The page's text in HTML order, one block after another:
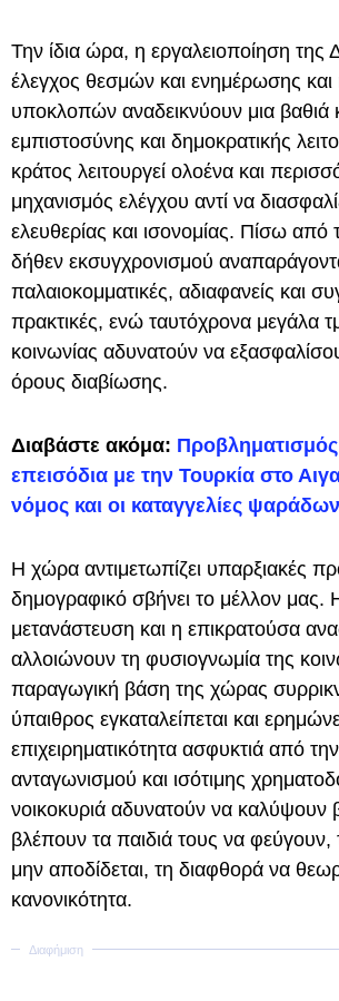
Την ίδια ώρα, η εργαλειοποίηση της
έλεγχος θεσμών και ενημέρωσης
υποκλοπών αναδεικνύουν μια βαθιά
εμπιστοσύνης και δημοκρατικής
κράτος λειτουργεί ολοένα και
μηχανισμός ελέγχου αντί να
ελευθερίας και ισονομίας. Πίσω από
δήθεν εκσυγχρονισμού
παλαιοκομματικές, αδιαφανείς και
πρακτικές, ενώ ταυτόχρονα μεγάλα
κοινωνίας αδυνατούν να
όρους διαβίωσης.
Διαβάστε ακόμα: Προβληματισμός
επεισόδια με την Τουρκία στο
νόμος και οι καταγγελίες ψαράδων
Η χώρα αντιμετωπίζει υπαρξιακές
δημογραφικό σβήνει το μέλλον μας.
μετανάστευση και η επικρατούσα
αλλοιώνουν τη φυσιογνωμία της
παραγωγική βάση της χώρας
ύπαιθρος εγκαταλείπεται και
επιχειρηματικότητα ασφυκτιά από
ανταγωνισμού και ισότιμης
νοικοκυριά αδυνατούν να καλύψουν
βλέπουν τα παιδιά τους να φεύγουν,
μην αποδίδεται, τη διαφθορά να
κανονικότητα.